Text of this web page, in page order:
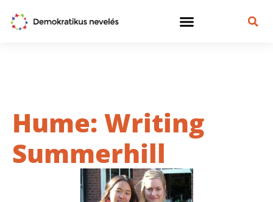
Hume: Writing
Summerhill